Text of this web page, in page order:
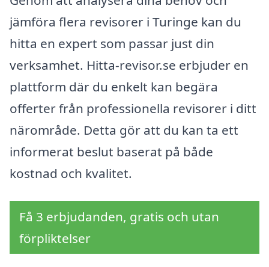
jämföra flera revisorer i Turinge kan du
hitta en expert som passar just din
verksamhet. Hitta-revisor.se erbjuder en
plattform där du enkelt kan begära
offerter från professionella revisorer i ditt
närområde. Detta gör att du kan ta ett
informerat beslut baserat på både
kostnad och kvalitet.
Få 3 erbjudanden, gratis och utan
förpliktelser